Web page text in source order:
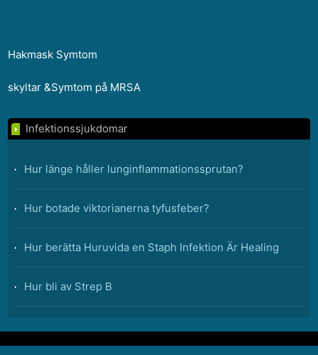
Hakmask Symtom
skyltar &Symtom på MRSA
Infektionssjukdomar
Hur länge håller lunginflammationssprutan?
Hur botade viktorianerna tyfusfeber?
Hur berätta Huruvida en Staph Infektion Är Healing
Hur bli av Strep B
patienterna eller andra?